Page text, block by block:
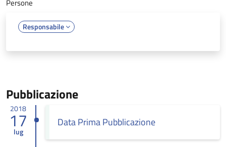
Persone
Responsabile
Pubblicazione
2018
17
lug
Data Prima Pubblicazione